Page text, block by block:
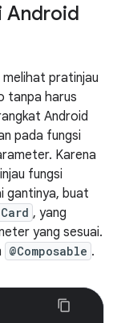
Android
melihat pratinjau
tanpa harus
Android
pada fungsi
Karena
fungsi
gantinya, buat
, yang
yang sesuai.
@Composable .